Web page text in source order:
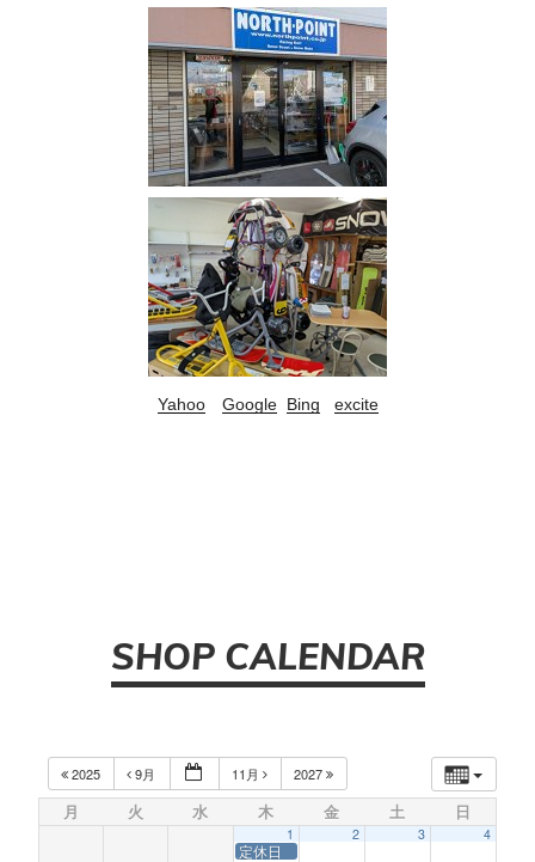
Yahoo Google Bing excite
SHOP CALENDAR
2025 9月 11月 2027
月 火 水 木 金 土 日
1
定休日
2 3 4